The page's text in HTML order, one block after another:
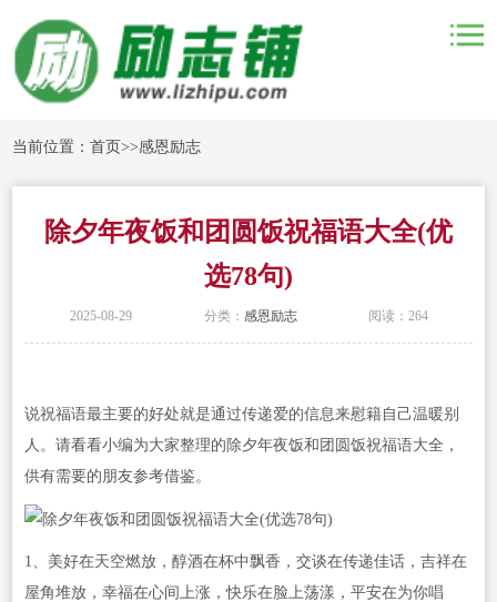
当前位置：首页>>感恩励志
除夕年夜饭和团圆饭祝福语大全(优
选78句)
2025-08-29 分类： 感恩励志 阅读：264
说祝福语最主要的好处就是通过传递爱的信息来慰籍自己温暖别
人。请看看小编为大家整理的除夕年夜饭和团圆饭祝福语大全，
供有需要的朋友参考借鉴。
1、美好在天空燃放，醇酒在杯中飘香，交谈在传递佳话，吉祥在
屋角堆放，幸福在心间上涨，快乐在脸上荡漾，平安在为你唱